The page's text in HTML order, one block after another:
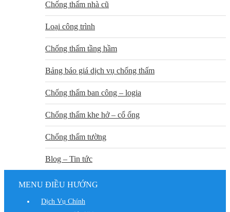
Chống thấm nhà cũ
Loại công trình
Chống thấm tầng hầm
Bảng báo giá dịch vụ chống thấm
Chống thấm ban công – logia
Chống thấm khe hở – cổ ống
Chống thấm tường
Blog – Tin tức
MENU ĐIỀU HƯỚNG
Dịch Vụ Chính